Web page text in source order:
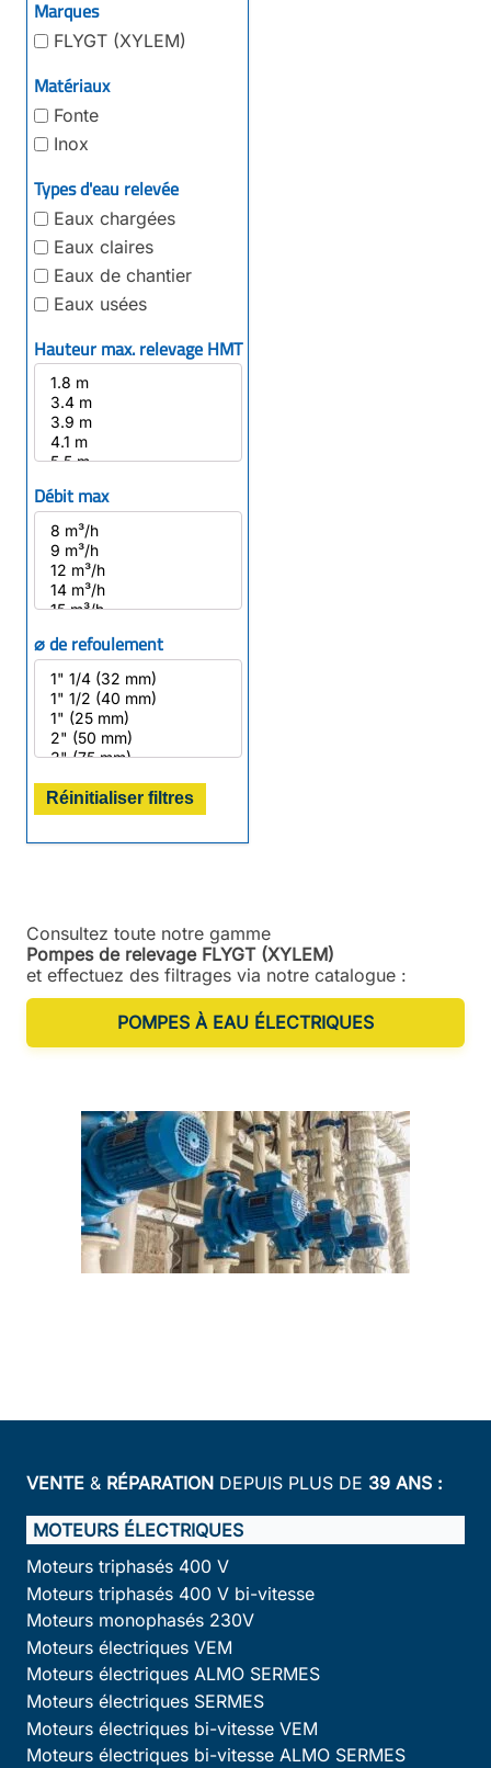
Marques
FLYGT (XYLEM)
Matériaux
Fonte
Inox
Types d'eau relevée
Eaux chargées
Eaux claires
Eaux de chantier
Eaux usées
Hauteur max. relevage HMT
Débit max
⌀ de refoulement
Réinitialiser filtres
Consultez toute notre gamme
Pompes de relevage FLYGT (XYLEM)
et effectuez des filtrages via notre catalogue :
POMPES À EAU ÉLECTRIQUES
VENTE & RÉPARATION DEPUIS PLUS DE 39 ANS :
MOTEURS ÉLECTRIQUES
Moteurs triphasés 400 V
Moteurs triphasés 400 V bi-vitesse
Moteurs monophasés 230V
Moteurs électriques VEM
Moteurs électriques ALMO SERMES
Moteurs électriques SERMES
Moteurs électriques bi-vitesse VEM
Moteurs électriques bi-vitesse ALMO SERMES